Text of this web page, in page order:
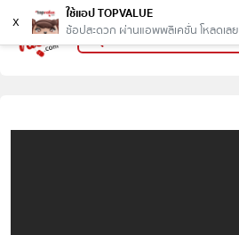
x
ใช้แอป TOPVALUE
ช้อปสะดวก ผ่านแอพพลิเคชั่น โหลดเลย